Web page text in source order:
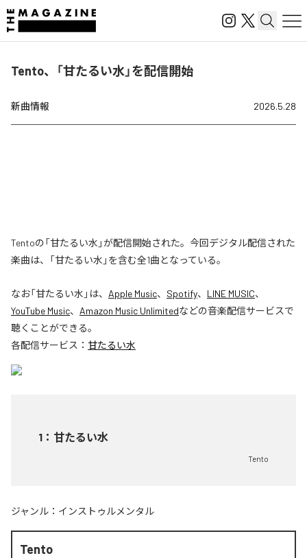
Tento、「甘たるい水」を配信開始
新曲情報 2026.5.28
Tentoの「甘たるい水」が配信開始された。今回デジタル配信された
楽曲は、「甘たるい水」を含む全1曲となっている。
なお「甘たるい水 」は、 Apple Music、 Spotify、 LINE MUSIC、
YouTube Music、 Amazon Music Unlimitedなどの音楽配信サービスで
聴くことができる。
各配信サービス： 甘たるい水
1 ： 甘たるい水
Tento
ジャンル： インストゥルメンタル
Tento